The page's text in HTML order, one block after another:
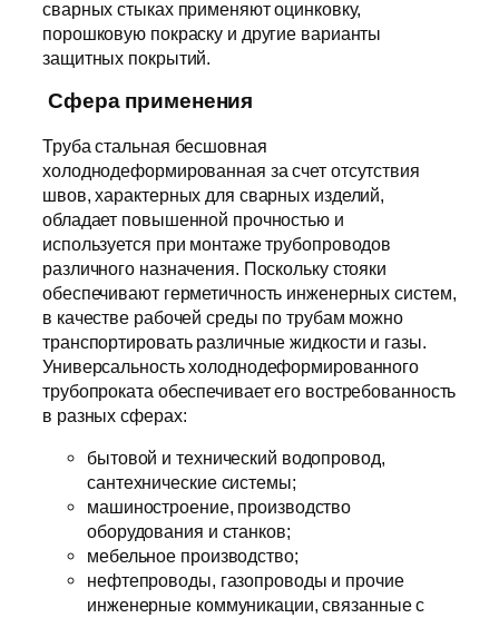
сварных стыках применяют оцинковку,
порошковую покраску и другие варианты
защитных покрытий.
Сфера применения
Труба стальная бесшовная
холоднодеформированная за счет отсутствия
швов, характерных для сварных изделий,
обладает повышенной прочностью и
используется при монтаже трубопроводов
различного назначения. Поскольку стояки
обеспечивают герметичность инженерных систем,
в качестве рабочей среды по трубам можно
транспортировать различные жидкости и газы.
Универсальность холоднодеформированного
трубопроката обеспечивает его востребованность
в разных сферах:
бытовой и технический водопровод,
сантехнические системы;
машиностроение, производство
оборудования и станков;
мебельное производство;
нефтепроводы, газопроводы и прочие
инженерные коммуникации, связанные с